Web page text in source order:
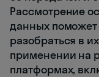
Рассмотрение
данных
разобраться в
применении на
платформах,